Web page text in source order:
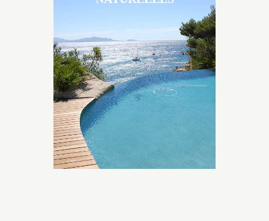
Les piscines en béton naturelles Jacques Brens sont
originales, elles s’intègrent parfaitement à leur
environnement grâce à un jeu de volume et de
matière sur-mesure conçu par notre bureau d’étude
spécialisé.